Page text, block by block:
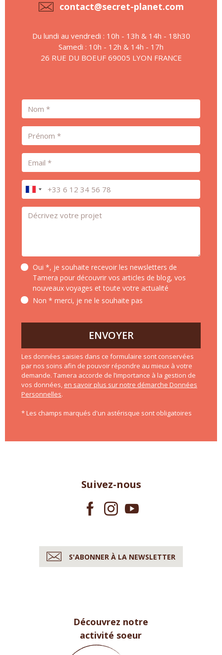
contact@secret-planet.com
Du lundi au vendredi : 10h - 13h & 14h - 18h30
Samedi : 10h - 12h & 14h - 17h
26 RUE DU BOEUF 69005 LYON FRANCE
Nom
Prénom
Email
Téléphone
Message *
Oui *, je souhaite recevoir les newsletters de
Tamera pour découvrir vos articles de blog, vos
nouveaux voyages et toute votre actualité
Non * merci, je ne le souhaite pas
ENVOYER
Les données saisies dans ce formulaire sont conservées
par nos soins afin de pouvoir répondre au mieux à votre
demande. Tamera accorde de l’importance à la gestion de
vos données, en savoir plus sur notre démarche Données
Personnelles.
* Les champs marqués d'un astérisque sont obligatoires
Suivez-nous
S'ABONNER À LA NEWSLETTER
Découvrez notre
activité soeur